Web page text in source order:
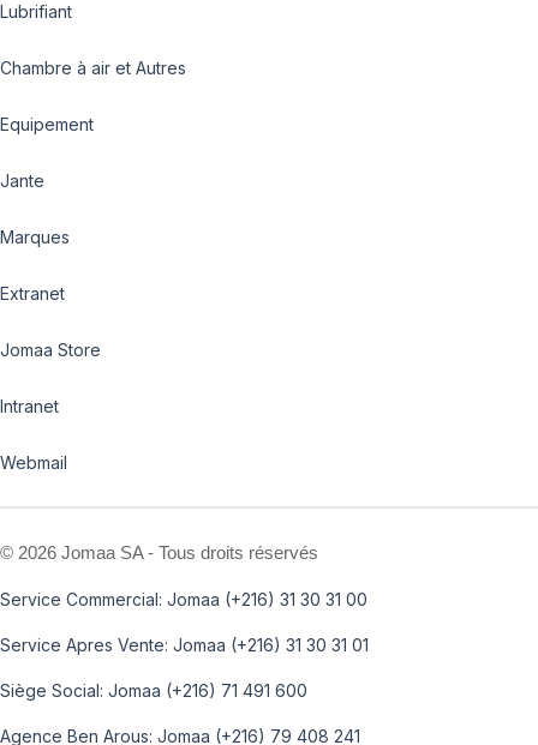
Lubrifiant
Chambre à air et Autres
Equipement
Jante
Marques
Extranet
Jomaa Store
Intranet
Webmail
© 2026 Jomaa SA - Tous droits réservés
Service Commercial: Jomaa (+216) 31 30 31 00
Service Apres Vente: Jomaa (+216) 31 30 31 01
Siège Social: Jomaa (+216) 71 491 600
Agence Ben Arous: Jomaa (+216) 79 408 241